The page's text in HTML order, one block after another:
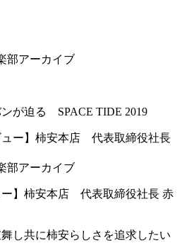
部アーカイブ
が迫る SPACE TIDE 2019
部アーカイブ
ー】柿安本店 代表取締役社長 赤
し共に柿安らしさを追求したい